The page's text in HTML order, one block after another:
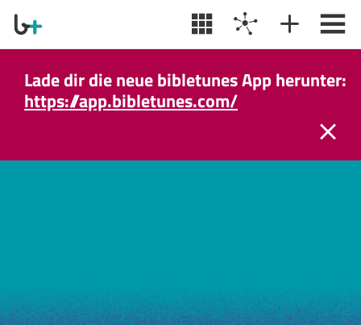
Lade dir die neue bibletunes App herunter:
https://app.bibletunes.com/